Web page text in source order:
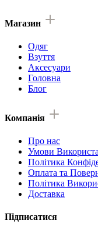
Магазин
Одяг
Взуття
Аксесуари
Головна
Блог
Компанія
Про нас
Умови
Політика
Оплата та
Політика
Доставка
Підписатися